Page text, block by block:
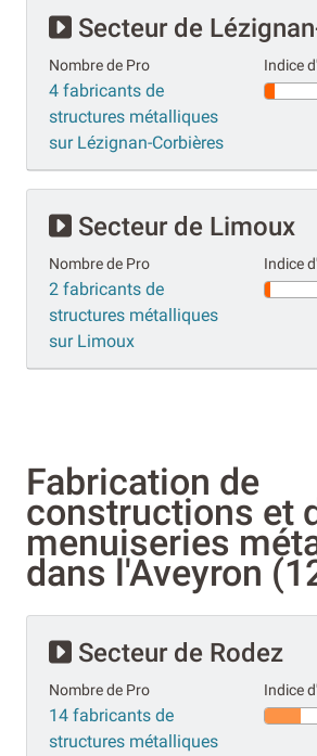
Secteur de
Nombre de Pro
4 fabricants de
structures métalliques
sur Lézignan-Corbières
Indice
Secteur de Limoux
Nombre de Pro
2 fabricants de
structures métalliques
sur Limoux
Indice
Fabrication de
constructions et
menuiseries
dans l'Aveyron
Secteur de Rodez
Nombre de Pro
14 fabricants de
structures métalliques
Indice